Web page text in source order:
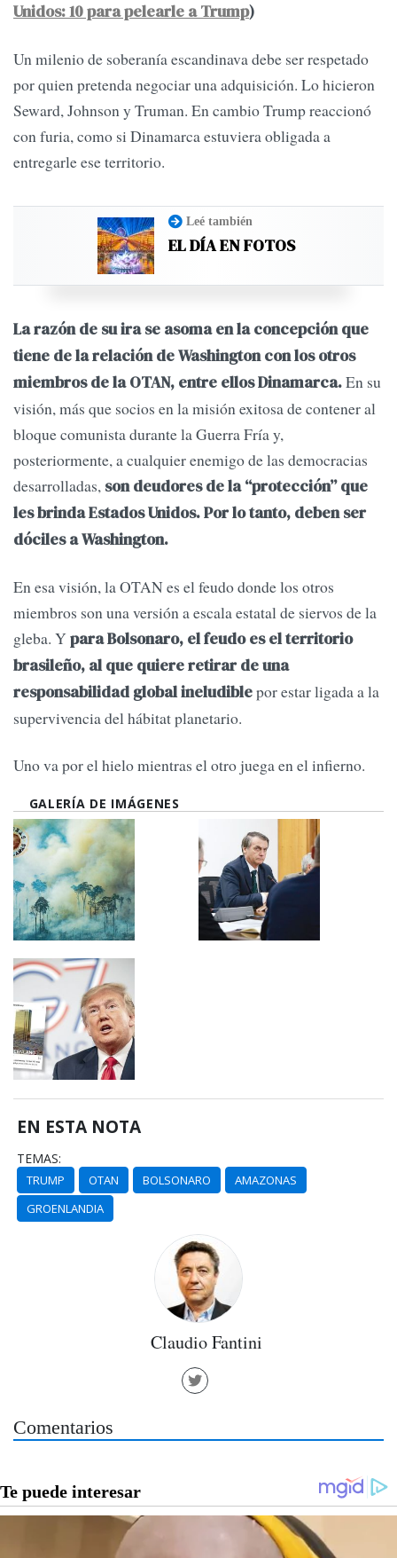
Unidos: 10 para pelearle a Trump)
Un milenio de soberanía escandinava debe ser respetado
por quien pretenda negociar una adquisición. Lo hicieron
Seward, Johnson y Truman. En cambio Trump reaccionó
con furia, como si Dinamarca estuviera obligada a
entregarle ese territorio.
Leé también
EL DÍA EN FOTOS
La razón de su ira se asoma en la concepción que
tiene de la relación de Washington con los otros
miembros de la OTAN, entre ellos Dinamarca.En su
visión, más que socios en la misión exitosa de contener al
bloque comunista durante la Guerra Fría y,
posteriormente, a cualquier enemigo de las democracias
desarrolladas, son deudores de la “protección” que
les brinda Estados Unidos. Por lo tanto, deben ser
dóciles a Washington.
En esa visión, la OTAN es el feudo donde los otros
miembros son una versión a escala estatal de siervos de la
gleba. Ypara Bolsonaro, el feudo es el territorio
brasileño, al que quiere retirar de una
responsabilidad global ineludiblepor estar ligada a la
supervivencia del hábitat planetario.
Uno va por el hielo mientras el otro juega en el infierno.
GALERÍA DE IMÁGENES
EN ESTA NOTA
TEMAS:
TRUMP OTAN BOLSONARO
AMAZONAS
GROENLANDIA
Claudio Fantini
Comentarios